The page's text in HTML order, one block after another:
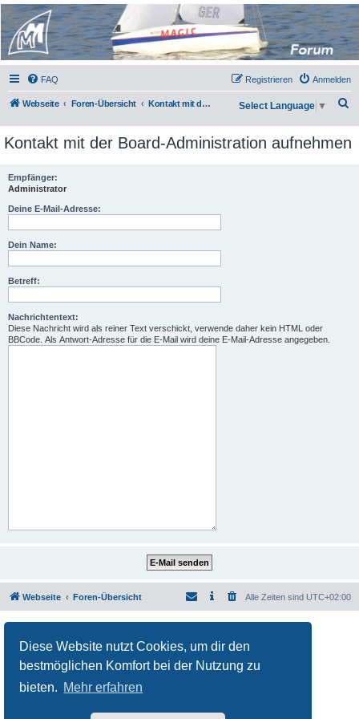
Diese Website nutzt Cookies, um dir den
bestmöglichen Komfort bei der Nutzung zu
bieten. Mehr erfahren
Micro Magic Forum
Deutschland
FAQ Anmelden
Registrieren
Webseite Foren-Übersicht Kontakt mit der Board-Administration aufnehmen
c
Select Language ▼
Kontakt mit der Board-Administration aufnehmen
Empfänger:
Administrator
Deine E-Mail-Adresse:
Dein Name:
Betreff:
Nachrichtentext:
Diese Nachricht wird als reiner Text verschickt, verwende daher kein HTML oder
BBCode. Als Antwort-Adresse für die E-Mail wird deine E-Mail-Adresse angegeben.
Webseite Foren-Übersicht Alle Zeiten sind UTC+02:00
Deutsche Übersetzung durchphpBB.de
Nutzungsbedingungen